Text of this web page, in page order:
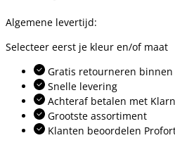
Algemene levertijd:
Selecteer eerst je kleur en/of maat
Gratis retourneren binnen
Snelle levering
Achteraf betalen met
Grootste assortiment
Klanten beoordelen